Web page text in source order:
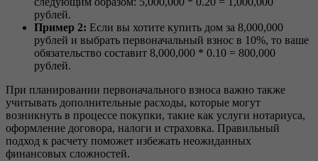
рублей.
Пример 2: Если вы хотите купить дом за 8,000,000
рублей и выбрать первоначальный взнос в 10%, то ваше
обязательство составит 8,000,000 * 0.10 = 800,000
рублей.
При планировании первоначального взноса важно также
учитывать дополнительные расходы, которые могут
возникнуть в процессе покупки, такие как услуги нотариуса,
оформление договора, налоги и страховка. Правильный
подход к расчету поможет избежать неожиданных
финансовых сложностей.